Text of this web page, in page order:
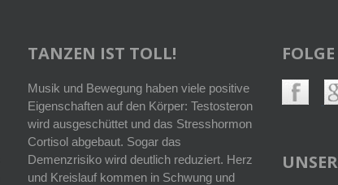
TANZEN IST TOLL!
Musik und Bewegung haben viele positive
Eigenschaften auf den Körper: Testosteron
wird ausgeschüttet und das Stresshormon
Cortisol abgebaut. Sogar das
Demenzrisiko wird deutlich reduziert. Herz
und Kreislauf kommen in Schwung und